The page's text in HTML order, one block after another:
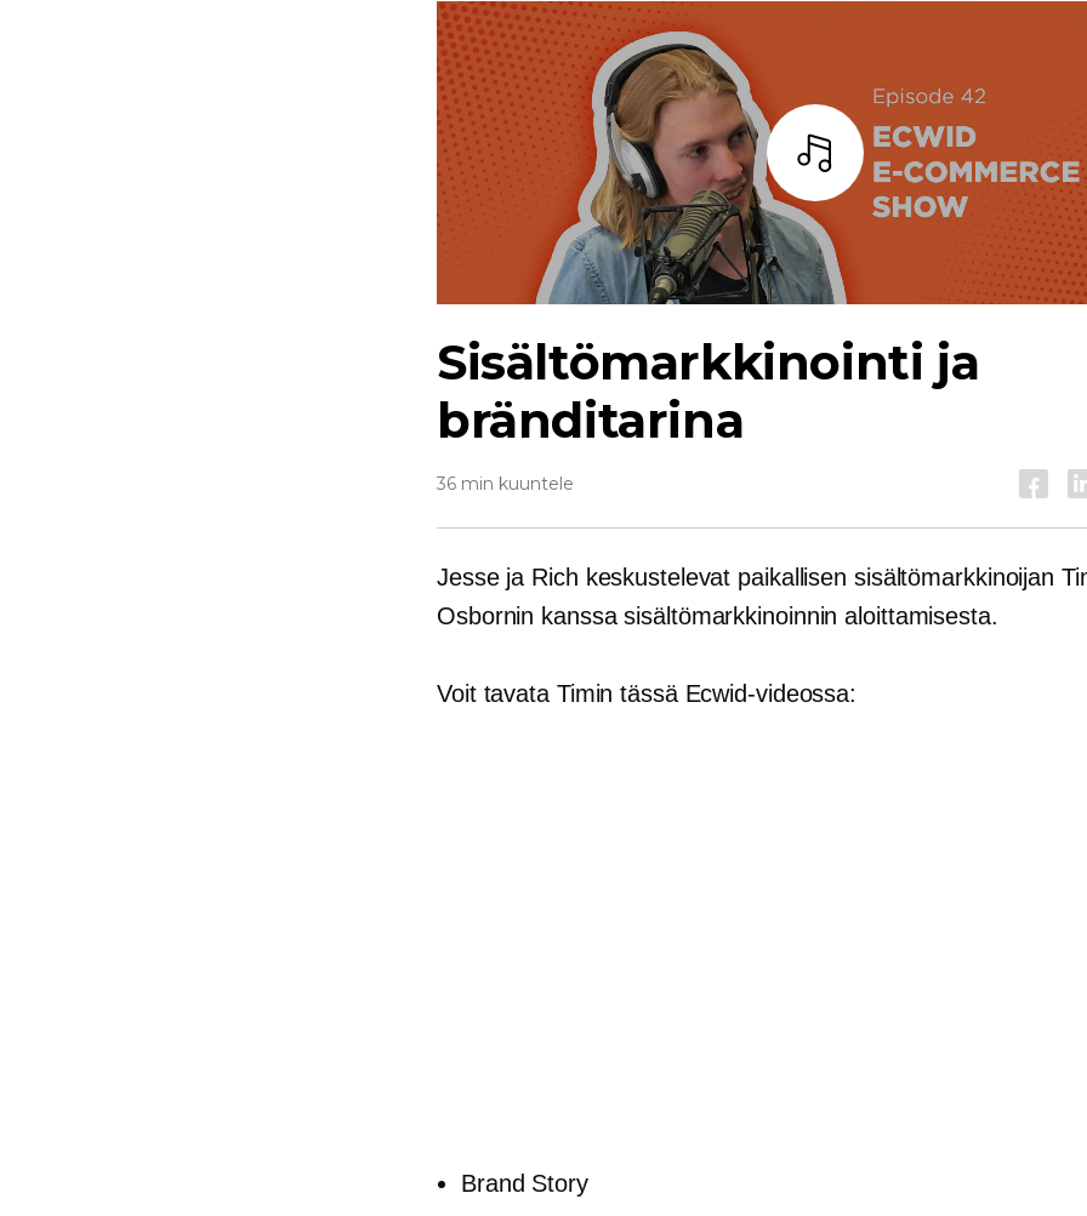
Kuuntele
Sisältömarkkinointi ja
bränditarina
36 min kuuntele
Jesse ja Rich keskustelevat paikallisen sisältömarkkinoijan
Osbornin kanssa sisältömarkkinoinnin aloittamisesta.
Voit tavata Timin tässä Ecwid-videossa:
Brand Story